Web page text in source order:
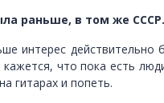
раньше, в том же
интерес
что пока есть
гитарах и попеть.